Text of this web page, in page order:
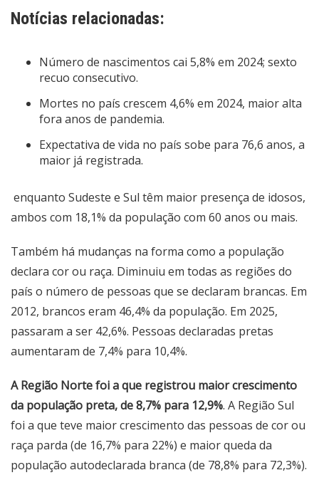
Notícias relacionadas:
Número de nascimentos cai 5,8% em 2024; sexto
recuo consecutivo.
Mortes no país crescem 4,6% em 2024, maior alta
fora anos de pandemia.
Expectativa de vida no país sobe para 76,6 anos, a
maior já registrada.
enquanto Sudeste e Sul têm maior presença de idosos,
ambos com 18,1% da população com 60 anos ou mais.
Também há mudanças na forma como a população
declara cor ou raça. Diminuiu em todas as regiões do
país o número de pessoas que se declaram brancas. Em
2012, brancos eram 46,4% da população. Em 2025,
passaram a ser 42,6%. Pessoas declaradas pretas
aumentaram de 7,4% para 10,4%.
A Região Norte foi a que registrou maior crescimento
da população preta, de 8,7% para 12,9%. A Região Sul
foi a que teve maior crescimento das pessoas de cor ou
raça parda (de 16,7% para 22%) e maior queda da
população autodeclarada branca (de 78,8% para 72,3%).